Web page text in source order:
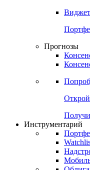
Прогнозы
Инструментарий